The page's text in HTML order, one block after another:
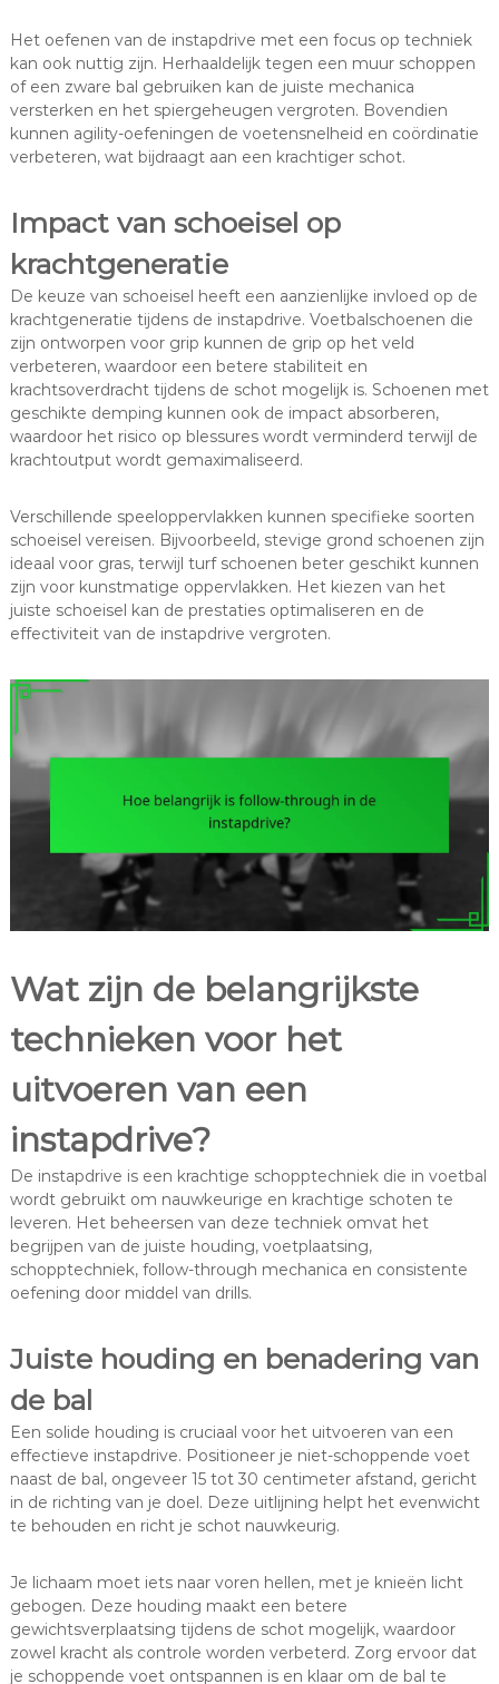
Het oefenen van de instapdrive met een focus op techniek
kan ook nuttig zijn. Herhaaldelijk tegen een muur schoppen
of een zware bal gebruiken kan de juiste mechanica
versterken en het spiergeheugen vergroten. Bovendien
kunnen agility-oefeningen de voetensnelheid en coördinatie
verbeteren, wat bijdraagt aan een krachtiger schot.
Impact van schoeisel op
krachtgeneratie
De keuze van schoeisel heeft een aanzienlijke invloed op de
krachtgeneratie tijdens de instapdrive. Voetbalschoenen die
zijn ontworpen voor grip kunnen de grip op het veld
verbeteren, waardoor een betere stabiliteit en
krachtsoverdracht tijdens de schot mogelijk is. Schoenen met
geschikte demping kunnen ook de impact absorberen,
waardoor het risico op blessures wordt verminderd terwijl de
krachtoutput wordt gemaximaliseerd.
Verschillende speeloppervlakken kunnen specifieke soorten
schoeisel vereisen. Bijvoorbeeld, stevige grond schoenen zijn
ideaal voor gras, terwijl turf schoenen beter geschikt kunnen
zijn voor kunstmatige oppervlakken. Het kiezen van het
juiste schoeisel kan de prestaties optimaliseren en de
effectiviteit van de instapdrive vergroten.
Wat zijn de belangrijkste
technieken voor het
uitvoeren van een
instapdrive?
De instapdrive is een krachtige schopptechniek die in voetbal
wordt gebruikt om nauwkeurige en krachtige schoten te
leveren. Het beheersen van deze techniek omvat het
begrijpen van de juiste houding, voetplaatsing,
schopptechniek, follow-through mechanica en consistente
oefening door middel van drills.
Juiste houding en benadering van
de bal
Een solide houding is cruciaal voor het uitvoeren van een
effectieve instapdrive. Positioneer je niet-schoppende voet
naast de bal, ongeveer 15 tot 30 centimeter afstand, gericht
in de richting van je doel. Deze uitlijning helpt het evenwicht
te behouden en richt je schot nauwkeurig.
Je lichaam moet iets naar voren hellen, met je knieën licht
gebogen. Deze houding maakt een betere
gewichtsverplaatsing tijdens de schot mogelijk, waardoor
zowel kracht als controle worden verbeterd. Zorg ervoor dat
je schoppende voet ontspannen is en klaar om de bal te